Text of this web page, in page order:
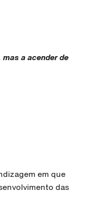
a acender de
em que
das